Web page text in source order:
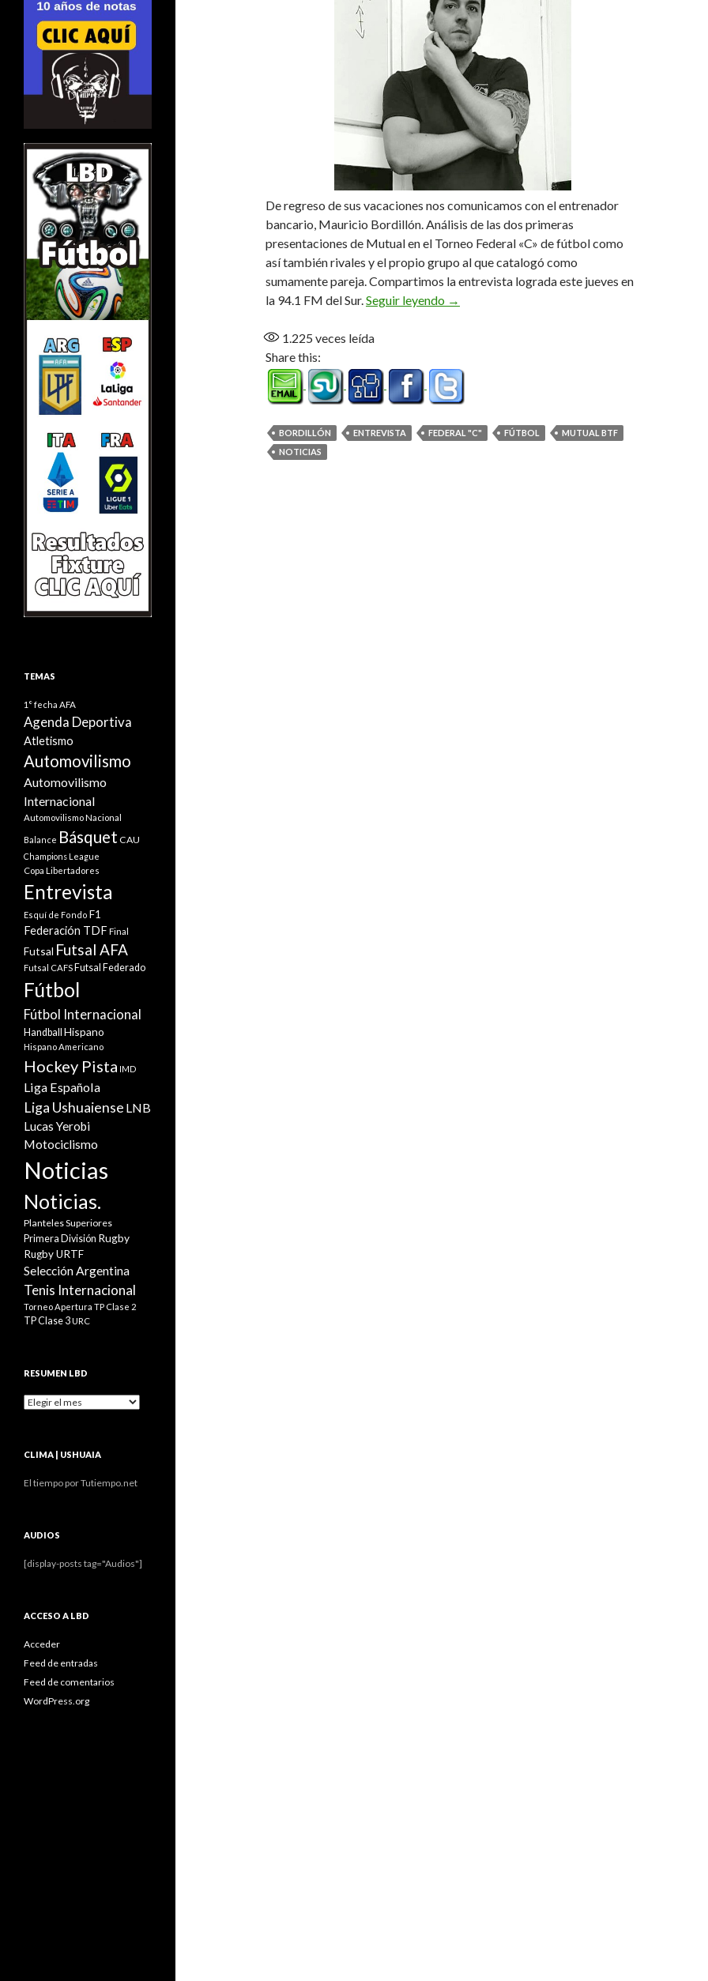
De regreso de sus vacaciones nos comunicamos con el entrenador
bancario, Mauricio Bordillón. Análisis de las dos primeras
presentaciones de Mutual en el Torneo Federal «C» de fútbol como
así también rivales y el propio grupo al que catalogó como
sumamente pareja. Compartimos la entrevista lograda este jueves en
la 94.1 FM del Sur.Seguir leyendo «El partido de este fin de semana es
→
1.225 veces leída
Share this:
BORDILLÓN ENTREVISTA FEDERAL "C" FÚTBOL
MUTUAL BTF
NOTICIAS
TEMAS
1° fecha AFA
Agenda Deportiva
Atletismo
Automovilismo
Automovilismo
Internacional
Automovilismo Nacional
Balance Básquet CAU
Champions League
Copa Libertadores
Entrevista
Esquí de Fondo F1
Federación TDF Final
Futsal Futsal AFA
Futsal CAFS Futsal Federado
Fútbol
Fútbol Internacional
Handball Hispano
Hispano Americano
Hockey Pista IMD
Liga Española
Liga Ushuaiense LNB
Lucas Yerobi
Motociclismo
Noticias
Noticias.
Planteles Superiores
Primera División Rugby
Rugby URTF
Selección Argentina
Tenis Internacional
Torneo Apertura TP Clase 2
TP Clase 3URC
RESUMEN LBD
Resumen
CLIMA | USHUAIA
El tiempo por Tutiempo.net
AUDIOS
[display-posts tag="Audios"]
ACCESO A LBD
Acceder
Feed de entradas
Feed de comentarios
WordPress.org